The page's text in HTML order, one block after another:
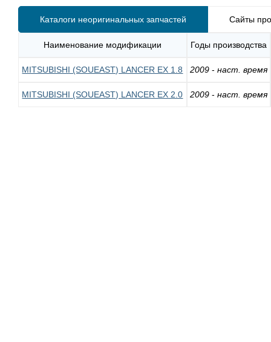
Каталоги неоригинальных запчастей Сайты
Наименование модификации Годы производства
MITSUBISHI (SOUEAST) LANCER EX 1.8 2009 - наст. время
MITSUBISHI (SOUEAST) LANCER EX 2.0 2009 - наст. время